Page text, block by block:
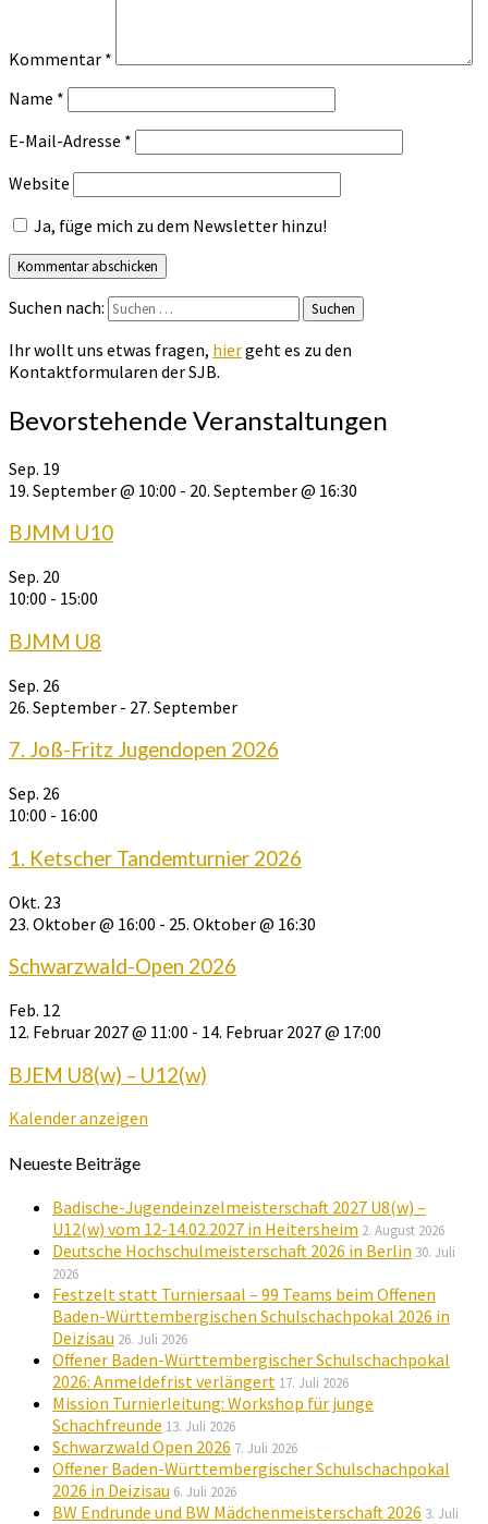
Kommentar *
Name *
E-Mail-Adresse *
Website
Ja, füge mich zu dem Newsletter hinzu!
Suchen nach: Suchen
Ihr wollt uns etwas fragen, hiergeht es zu den
Kontaktformularen der SJB.
Bevorstehende Veranstaltungen
Sep. 19
19. September @ 10:00 - 20. September @ 16:30
BJMM U10
Sep. 20
10:00 - 15:00
BJMM U8
Sep. 26
26. September - 27. September
7. Joß-Fritz Jugendopen 2026
Sep. 26
10:00 - 16:00
1. Ketscher Tandemturnier 2026
Okt. 23
23. Oktober @ 16:00 - 25. Oktober @ 16:30
Schwarzwald-Open 2026
Feb. 12
12. Februar 2027 @ 11:00 - 14. Februar 2027 @ 17:00
BJEM U8(w) – U12(w)
Kalender anzeigen
Neueste Beiträge
Badische-Jugendeinzelmeisterschaft 2027 U8(w) –
U12(w) vom 12-14.02.2027 in Heitersheim 2. August 2026
Deutsche Hochschulmeisterschaft 2026 in Berlin 30. Juli
2026
Festzelt statt Turniersaal – 99 Teams beim Offenen
Baden-Württembergischen Schulschachpokal 2026 in
Deizisau 26. Juli 2026
Offener Baden-Württembergischer Schulschachpokal
2026: Anmeldefrist verlängert 17. Juli 2026
Mission Turnierleitung: Workshop für junge
Schachfreunde 13. Juli 2026
Schwarzwald Open 2026 7. Juli 2026
Offener Baden-Württembergischer Schulschachpokal
2026 in Deizisau 6. Juli 2026
BW Endrunde und BW Mädchenmeisterschaft 2026 3. Juli